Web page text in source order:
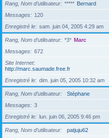
Rang, Nom d’utilisateur ***** Bernard
Messages
120
Enregistré le
sam. juin 04, 2005 4:29 am
Rang, Nom d’utilisateur *3* Marc
Messages
672
Site Internet
http://marc.saumade.free.fr
Enregistré le
dim. juin 05, 2005 10:32 am
Rang, Nom d’utilisateur
Stéphane
Messages
3
Enregistré le
lun. juin 06, 2005 9:46 pm
Rang, Nom d’utilisateur
patjuju62